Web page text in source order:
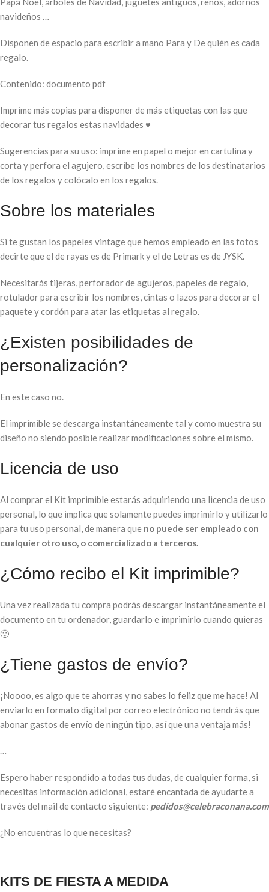
navideños …
Disponen de espacio para escribir a mano Para y De quién es cada
regalo.
Contenido: documento pdf
Imprime más copias para disponer de más etiquetas con las que
decorar tus regalos estas navidades ♥
Sugerencias para su uso: imprime en papel o mejor en cartulina y
corta y perfora el agujero, escribe los nombres de los destinatarios
de los regalos y colócalo en los regalos.
Sobre los materiales
Si te gustan los papeles vintage que hemos empleado en las fotos
decirte que el de rayas es de Primark y el de Letras es de JYSK.
Necesitarás tijeras, perforador de agujeros, papeles de regalo,
rotulador para escribir los nombres, cintas o lazos para decorar el
paquete y cordón para atar las etiquetas al regalo.
¿Existen posibilidades de
personalización?
En este caso no.
El imprimible se descarga instantáneamente tal y como muestra su
diseño no siendo posible realizar modificaciones sobre el mismo.
Licencia de uso
Al comprar el Kit imprimible estarás adquiriendo una licencia de uso
personal, lo que implica que solamente puedes imprimirlo y utilizarlo
para tu uso personal, de manera que no puede ser empleado con
cualquier otro uso, o comercializado a terceros.
¿Cómo recibo el Kit imprimible?
Una vez realizada tu compra podrás descargar instantáneamente el
documento en tu ordenador, guardarlo e imprimirlo cuando quieras
🙂
¿Tiene gastos de envío?
¡Noooo, es algo que te ahorras y no sabes lo feliz que me hace! Al
enviarlo en formato digital por correo electrónico no tendrás que
abonar gastos de envío de ningún tipo, así que una ventaja más!
…
Espero haber respondido a todas tus dudas, de cualquier forma, si
necesitas información adicional, estaré encantada de ayudarte a
través del mail de contacto siguiente: pedidos@celebraconana.com
¿No encuentras lo que necesitas?
KITS DE FIESTA A MEDIDA